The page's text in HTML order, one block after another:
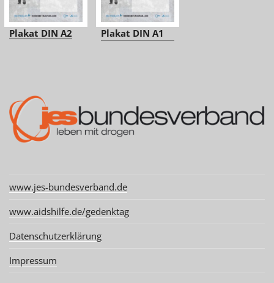
Plakat DIN A2 Plakat DIN A1
www.jes-bundesverband.de
www.aidshilfe.de/gedenktag
Datenschutzerklärung
Impressum